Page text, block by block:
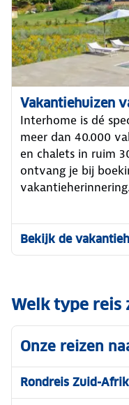
Vakantiehuizen
Interhome is dé
meer dan 40.000
en chalets in ruim
ontvang je bij
vakantieherinnering.
Bekijk de
Welk type reis
Onze reizen
Rondreis Zuid-